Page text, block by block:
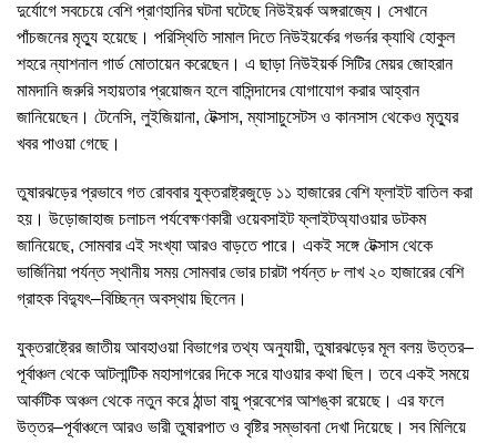
দুর্যোগে সবচেয়ে বেশি প্রাণহানির ঘটনা ঘটেছে নিউইয়র্ক অঙ্গরাজ্যে। সেখানে
পাঁচজনের মৃত্যু হয়েছে। পরিস্থিতি সামাল দিতে নিউইয়র্কের গভর্নর ক্যাথি হোকুল
শহরে ন্যাশনাল গার্ড মোতায়েন করেছেন। এ ছাড়া নিউইয়র্ক সিটির মেয়র জোহরান
মামদানি জরুরি সহায়তার প্রয়োজন হলে বাসিন্দাদের যোগাযোগ করার আহ্বান
জানিয়েছেন। টেনেসি, লুইজিয়ানা, টেক্সাস, ম্যাসাচুসেটস ও কানসাস থেকেও মৃত্যুর
খবর পাওয়া গেছে।
তুষারঝড়ের প্রভাবে গত রোববার যুক্তরাষ্ট্রজুড়ে ১১ হাজারের বেশি ফ্লাইট বাতিল করা
হয়। উড়োজাহাজ চলাচল পর্যবেক্ষণকারী ওয়েবসাইট ফ্লাইটঅ্যাওয়ার ডটকম
জানিয়েছে, সোমবার এই সংখ্যা আরও বাড়তে পারে। একই সঙ্গে টেক্সাস থেকে
ভার্জিনিয়া পর্যন্ত স্থানীয় সময় সোমবার ভোর চারটা পর্যন্ত ৮ লাখ ২০ হাজারের বেশি
গ্রাহক বিদ্যুৎ–বিচ্ছিন্ন অবস্থায় ছিলেন।
যুক্তরাষ্ট্রের জাতীয় আবহাওয়া বিভাগের তথ্য অনুযায়ী, তুষারঝড়ের মূল বলয় উত্তর–
পূর্বাঞ্চল থেকে আটলান্টিক মহাসাগরের দিকে সরে যাওয়ার কথা ছিল। তবে একই সময়ে
আর্কটিক অঞ্চল থেকে নতুন করে ঠান্ডা বায়ু প্রবেশের আশঙ্কা রয়েছে। এর ফলে
উত্তর–পূর্বাঞ্চলে আরও ভারী তুষারপাত ও বৃষ্টির সম্ভাবনা দেখা দিয়েছে। সব মিলিয়ে